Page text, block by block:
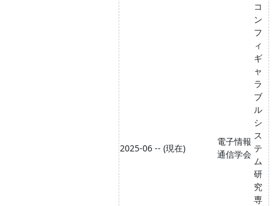
2025-06 -- (現在)
電子情報
通信学会
コ
ン
フ
ィ
ギ
ャ
ラ
ブ
ル
シ
ス
テ
ム
研
究
専